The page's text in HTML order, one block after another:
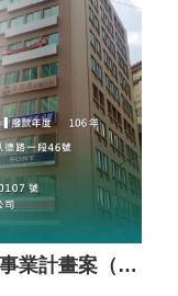
（日進大廈）都市更新整建維護事業計畫案（套餐A）